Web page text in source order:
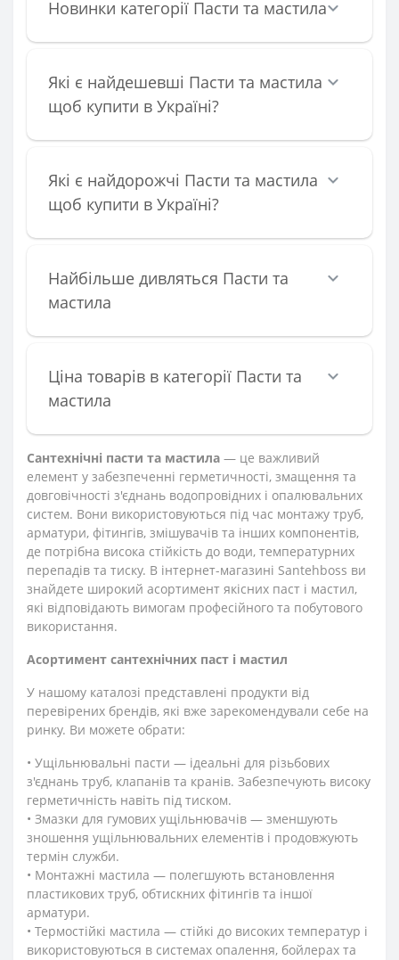
Новинки категорії Пасти та мастила
Які є найдешевші Пасти та мастила
щоб купити в Україні?
Які є найдорожчі Пасти та мастила
щоб купити в Україні?
Найбільше дивляться Пасти та
мастила
Ціна товарів в категорії Пасти та
мастила
Сантехнічні пасти та мастила — це важливий
елемент у забезпеченні герметичності, змащення та
довговічності з'єднань водопровідних і опалювальних
систем. Вони використовуються під час монтажу труб,
арматури, фітингів, змішувачів та інших компонентів,
де потрібна висока стійкість до води, температурних
перепадів та тиску. В інтернет-магазині Santehboss ви
знайдете широкий асортимент якісних паст і мастил,
які відповідають вимогам професійного та побутового
використання.
Асортимент сантехнічних паст і мастил
У нашому каталозі представлені продукти від
перевірених брендів, які вже зарекомендували себе на
ринку. Ви можете обрати:
• Ущільнювальні пасти — ідеальні для різьбових
з'єднань труб, клапанів та кранів. Забезпечують високу
герметичність навіть під тиском.
• Змазки для гумових ущільнювачів — зменшують
зношення ущільнювальних елементів і продовжують
термін служби.
• Монтажні мастила — полегшують встановлення
пластикових труб, обтискних фітингів та іншої
арматури.
• Термостійкі мастила — стійкі до високих температур і
використовуються в системах опалення, бойлерах та